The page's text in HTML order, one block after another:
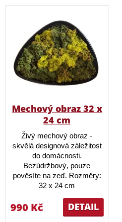
Mechový obraz 32 x
24 cm
Živý mechový obraz -
skvělá designová záležitost
do domácnosti.
Bezúdržbový, pouze
pověsíte na zeď. Rozměry:
32 x 24 cm
DETAIL
990 Kč